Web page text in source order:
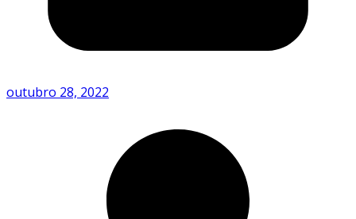
outubro 28, 2022